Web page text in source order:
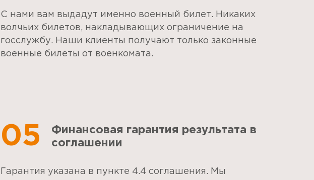
С нами вам выдадут именно военный билет. Никаких
волчьих билетов, накладывающих ограничение на
госслужбу. Наши клиенты получают только законные
военные билеты от военкомата.
05
Финансовая гарантия результата в
соглашении
Гарантия указана в пункте 4.4 соглашения. Мы